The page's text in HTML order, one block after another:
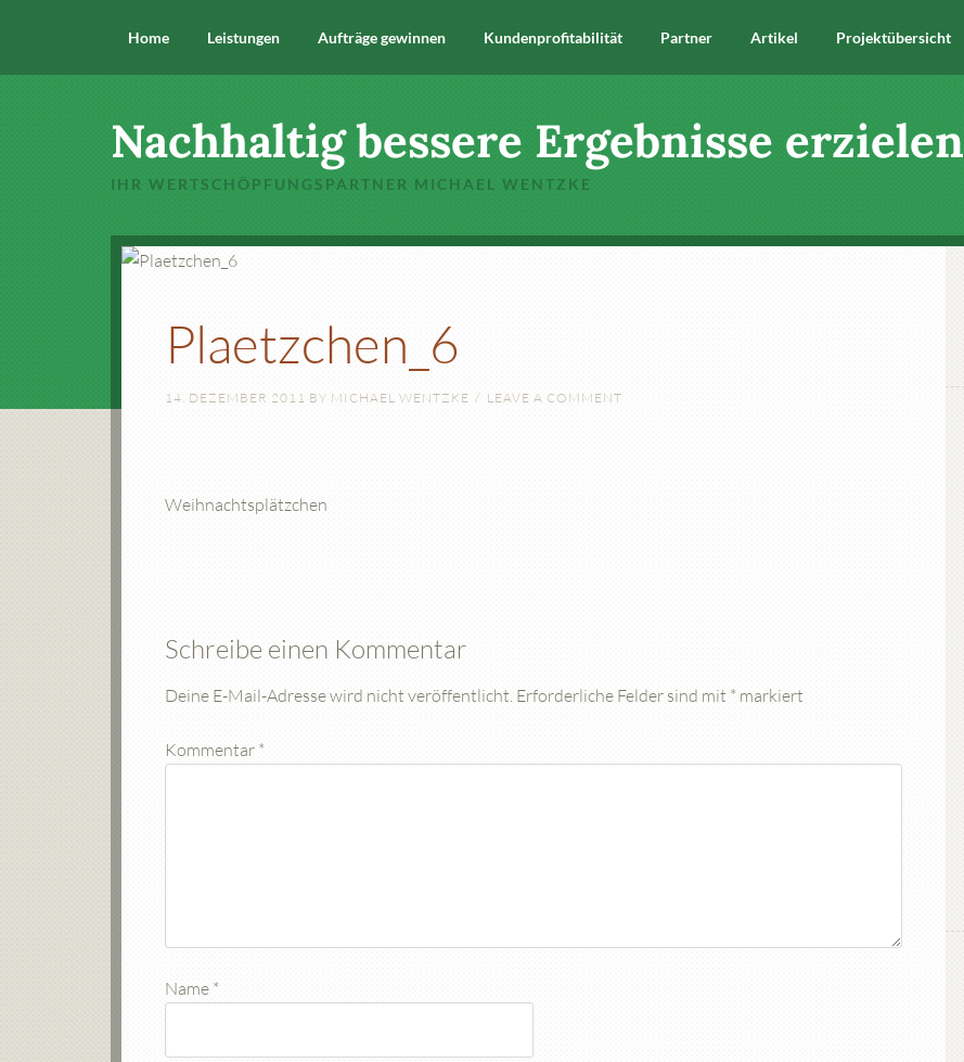
Home Leistungen Aufträge gewinnen Kundenprofitabilität Partner Artikel Projektübersicht
Nachhaltig bessere Ergebnisse erzielen
IHR WERTSCHÖPFUNGSPARTNER MICHAEL WENTZKE
Plaetzchen_6
14. DEZEMBER 2011 BY MICHAEL WENTZKE LEAVE A COMMENT
Weihnachtsplätzchen
Schreibe einen Kommentar
Deine E-Mail-Adresse wird nicht veröffentlicht. Erforderliche Felder sind mit * markiert
Kommentar *
Name *